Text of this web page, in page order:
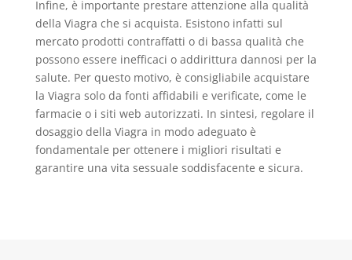
Infine, è importante prestare attenzione alla qualità
della Viagra che si acquista. Esistono infatti sul
mercato prodotti contraffatti o di bassa qualità che
possono essere inefficaci o addirittura dannosi per la
salute. Per questo motivo, è consigliabile acquistare
la Viagra solo da fonti affidabili e verificate, come le
farmacie o i siti web autorizzati. In sintesi, regolare il
dosaggio della Viagra in modo adeguato è
fondamentale per ottenere i migliori risultati e
garantire una vita sessuale soddisfacente e sicura.